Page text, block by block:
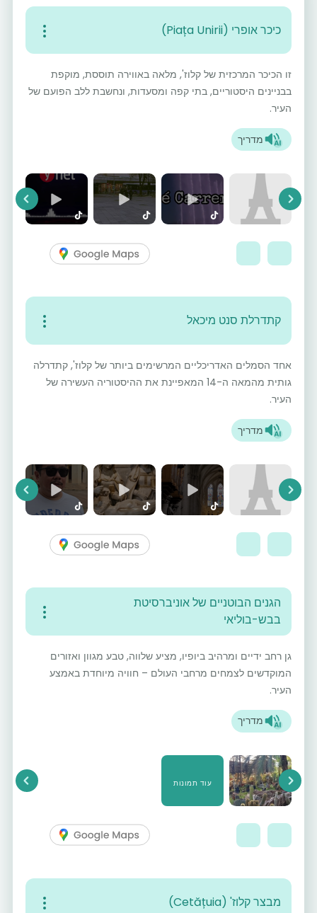
כיכר אופרי (Piața Unirii)
זו הכיכר המרכזית של קלוז', מלאה באווירה תוססת, מוקפת
בבניינים היסטוריים, בתי קפה ומסעדות, ונחשבת ללב הפועם של
העיר.
מדריך
Next
קתדרלת סנט מיכאל
אחד הסמלים האדריכליים המרשימים ביותר של קלוז', קתדרלה
גותית מהמאה ה-14 המאפיינת את ההיסטוריה העשירה של
העיר.
מדריך
Next
הגנים הבוטניים של אוניברסיטת
בבש-בוליאי
גן רחב ידיים ומרהיב ביופיו, מציע שלווה, טבע מגוון ואזורים
המוקדשים לצמחים מרחבי העולם – חוויה מיוחדת באמצע
העיר.
מדריך
עוד תמונות Next
מבצר קלוז' (Cetățuia)